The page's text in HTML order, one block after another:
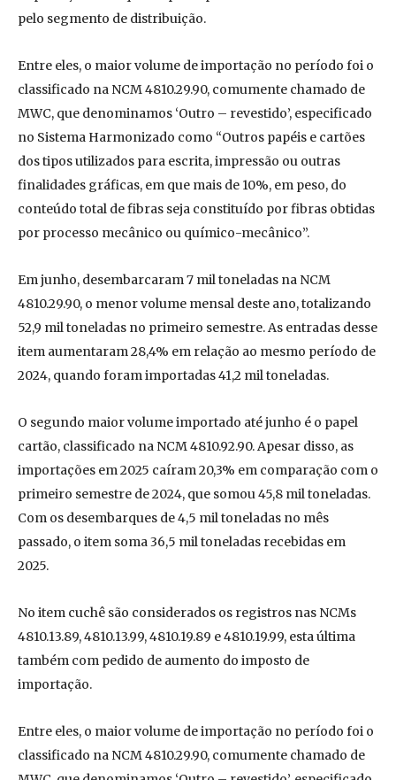
pelo segmento de distribuição.
Entre eles, o maior volume de importação no período foi o
classificado na NCM 4810.29.90, comumente chamado de
MWC, que denominamos ‘Outro – revestido’, especificado
no Sistema Harmonizado como “Outros papéis e cartões
dos tipos utilizados para escrita, impressão ou outras
finalidades gráficas, em que mais de 10%, em peso, do
conteúdo total de fibras seja constituído por fibras obtidas
por processo mecânico ou químico-mecânico”.
Em junho, desembarcaram 7 mil toneladas na NCM
4810.29.90, o menor volume mensal deste ano, totalizando
52,9 mil toneladas no primeiro semestre. As entradas desse
item aumentaram 28,4% em relação ao mesmo período de
2024, quando foram importadas 41,2 mil toneladas.
O segundo maior volume importado até junho é o papel
cartão, classificado na NCM 4810.92.90. Apesar disso, as
importações em 2025 caíram 20,3% em comparação com o
primeiro semestre de 2024, que somou 45,8 mil toneladas.
Com os desembarques de 4,5 mil toneladas no mês
passado, o item soma 36,5 mil toneladas recebidas em
2025.
No item cuchê são considerados os registros nas NCMs
4810.13.89, 4810.13.99, 4810.19.89 e 4810.19.99, esta última
também com pedido de aumento do imposto de
importação.
Entre eles, o maior volume de importação no período foi o
classificado na NCM 4810.29.90, comumente chamado de